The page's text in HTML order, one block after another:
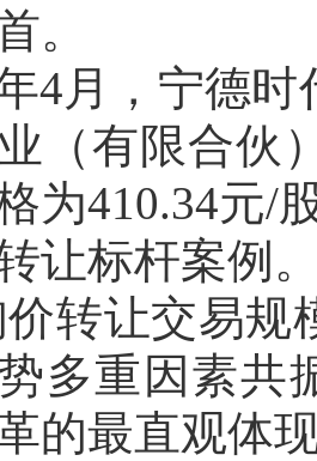
。
4月，宁德时
（有限合伙
为410.34元/
让标杆案例
价转让交易
多重因素共
的最直观体